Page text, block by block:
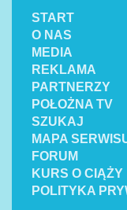
START
O NAS
MEDIA
REKLAMA
PARTNERZY
POŁOŻNA TV
SZUKAJ
MAPA
FORUM
KURS O CIĄŻY
POLITYKA